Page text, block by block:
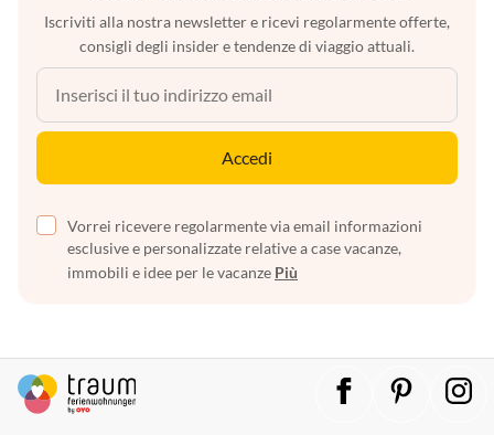
Iscriviti alla nostra newsletter e ricevi regolarmente offerte,
consigli degli insider e tendenze di viaggio attuali.
Accedi
Vorrei ricevere regolarmente via email informazioni
esclusive e personalizzate relative a case vacanze,
immobili e idee per le vacanze Più